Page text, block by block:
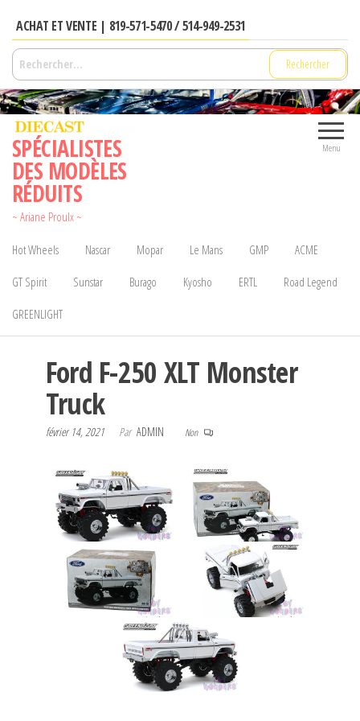
contenu
ACHAT ET VENTE | 819-571-5470 / 514-949-2531
SPÉCIALISTES
DES MODÈLES
RÉDUITS
~ Ariane Proulx ~
Menu
Hot Wheels Nascar Mopar Le Mans GMP
ACME
GT Spirit
Sunstar Burago Kyosho ERTL
Road Legend
GREENLIGHT
Ford F-250 XLT Monster
Truck
février 14, 2021 Par ADMIN Non